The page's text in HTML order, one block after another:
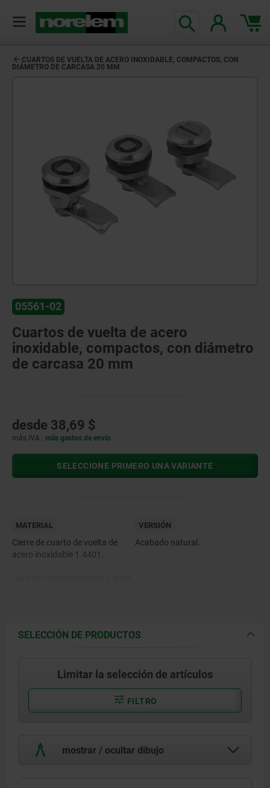
CUARTOS DE VUELTA DE ACERO INOXIDABLE, COMPACTOS, CON
DIÁMETRO DE CARCASA 20 MM
05561-02
Cuartos de vuelta de acero
inoxidable, compactos, con diámetro
de carcasa 20 mm
desde 38,69 $
más IVA. más gastos de envío
SELECCIONE PRIMERO UNA VARIANTE
MATERIAL
Cierre de cuarto de vuelta de
acero inoxidable 1.4401.
VERSIÓN
Acabado natural.
SELECCIÓN DE PRODUCTOS
Limitar la selección de artículos
FILTRO
mostrar / ocultar dibujo